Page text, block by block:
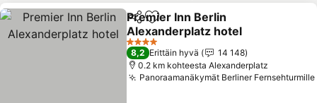
Jaa Lisää suosikkeihin
Premier Inn Berlin
Alexanderplatz hotel
4 Tähtiluokitus
8,2 Erittäin hyvä
14 148
0.2 km kohteesta Alexanderplatz
Panoraamanäkymät Berliner Fernsehturmille